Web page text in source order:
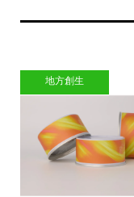
地方創生